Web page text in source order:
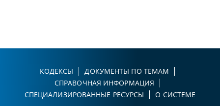
КОДЕКСЫ
ДОКУМЕНТЫ ПО ТЕМАМ
СПРАВОЧНАЯ ИНФОРМАЦИЯ
СПЕЦИАЛИЗИРОВАННЫЕ РЕСУРСЫ
О СИСТЕМЕ